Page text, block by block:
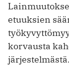
etuuksien
korvausta